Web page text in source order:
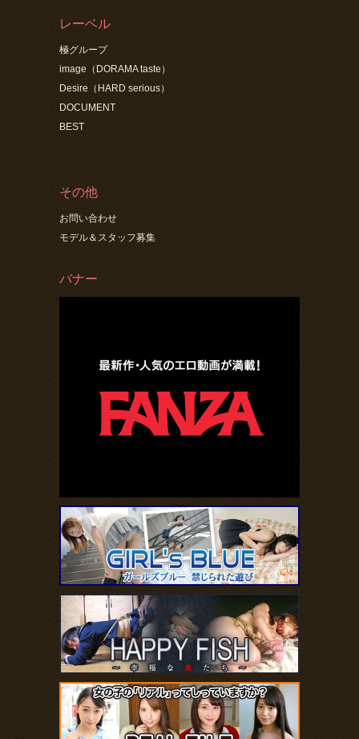
レーベル
極グループ
image（DORAMA taste）
Desire（HARD serious）
DOCUMENT
BEST
その他
お問い合わせ
モデル＆スタッフ募集
バナー